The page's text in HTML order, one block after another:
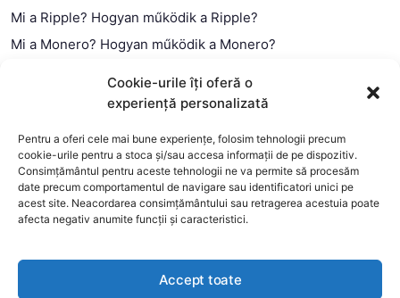
Cookie-urile îți oferă o
experiență personalizată
Pentru a oferi cele mai bune experiențe, folosim tehnologii precum
cookie-urile pentru a stoca și/sau accesa informații de pe dispozitiv.
Consimțământul pentru aceste tehnologii ne va permite să procesăm
date precum comportamentul de navigare sau identificatori unici pe
acest site. Neacordarea consimțământului sau retragerea acestuia poate
afecta negativ anumite funcții și caracteristici.
Accept toate
Mi a Ripple? Hogyan működik a Ripple?
Mi a Monero? Hogyan működik a Monero?
Mi a blokklánc (technológia)?